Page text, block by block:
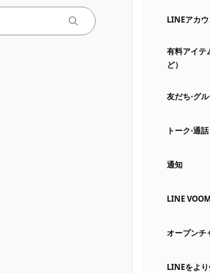
LINEアカ
有料アイテ
ど）
友だち⋅グ
トーク⋅通話
通知
LINE VOOM
オープンチ
LINEをよ